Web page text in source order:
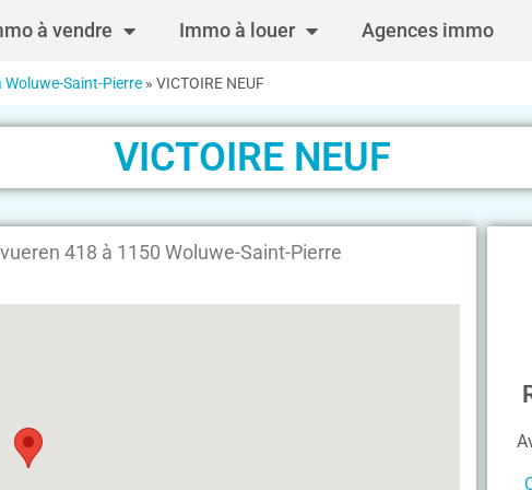
à vendre Immo à louer Agences immo
Saint-Pierre » VICTOIRE NEUF
VICTOIRE NEUF
418 à 1150 Woluwe-Saint-Pierre